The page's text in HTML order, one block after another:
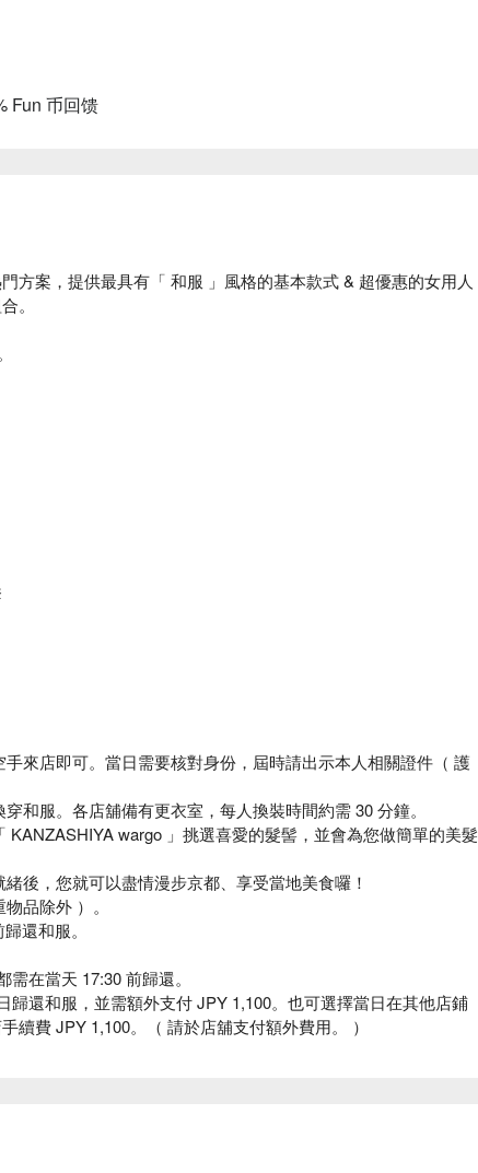
Fun 币回馈
方案，提供最具有「 和服 」風格的基本款式 & 超優惠的女用人
。
來店即可。當日需要核對身份，屆時請出示本人相關證件（ 護
和服。各店舖備有更衣室，每人換裝時間約需 30 分鐘。
wargo 」挑選喜愛的髮髻，並會為您做簡單的美髮
後，您就可以盡情漫步京都、享受當地美食囉！
品除外 ）。
還和服。
在當天 17:30 前歸還。
歸還和服，並需額外支付 JPY 1,100。也可選擇當日在其他店鋪
續費 JPY 1,100。（ 請於店舖支付額外費用。 ）